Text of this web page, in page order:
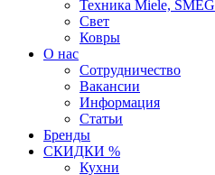
Техника Miele, SMEG
Свет
Ковры
О нас
Сотрудничество
Вакансии
Информация
Статьи
Бренды
СКИДКИ %
Кухни